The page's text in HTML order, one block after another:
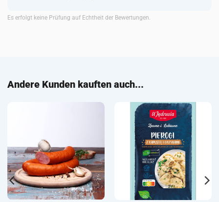
Es erfolgt keine Prüfung auf Echtheit der Bewertungen.
Andere Kunden kauften auch...